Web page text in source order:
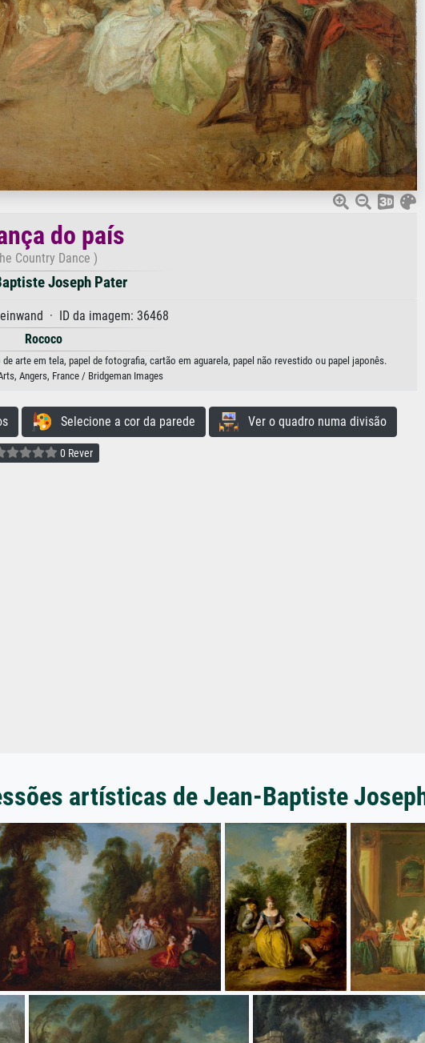
do país
Country Dance )
Joseph Pater
· ID da imagem: 36468
Rococo
arte em tela, papel de fotografia, cartão em aguarela, papel não revestido ou papel japonês.
Angers, France / Bridgeman Images
Selecione a cor da parede Ver o quadro numa divisão
0 Rever
artísticas de Jean-Baptiste